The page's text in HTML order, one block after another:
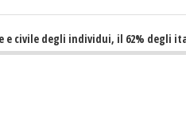
degli individui, il 62% degli